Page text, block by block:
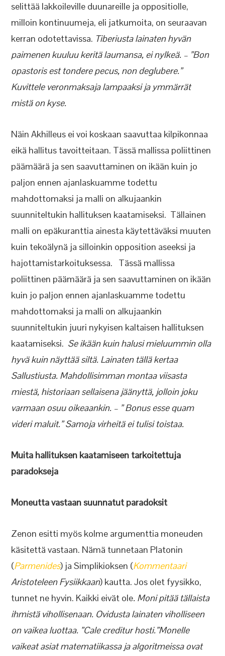
selittää lakkoileville duunareille ja oppositiolle,
milloin kontinuumeja, eli jatkumoita, on seuraavan
kerran odotettavissa. Tiberiusta lainaten hyvän
paimenen kuuluu keritä laumansa, ei nylkeä. – ”Bon
opastoris est tondere pecus, non deglubere.”
Kuvittele veronmaksaja lampaaksi ja ymmärrät
mistä on kyse.
Näin Akhilleus ei voi koskaan saavuttaa kilpikonnaa
eikä hallitus tavoitteitaan. Tässä mallissa poliittinen
päämäärä ja sen saavuttaminen on ikään kuin jo
paljon ennen ajanlaskuamme todettu
mahdottomaksi ja malli on alkujaankin
suunniteltukin hallituksen kaatamiseksi. Tällainen
malli on epäkuranttia ainesta käytettäväksi muuten
kuin tekoälynä ja silloinkin opposition aseeksi ja
hajottamistarkoituksessa. Tässä mallissa
poliittinen päämäärä ja sen saavuttaminen on ikään
kuin jo paljon ennen ajanlaskuamme todettu
mahdottomaksi ja malli on alkujaankin
suunniteltukin juuri nykyisen kaltaisen hallituksen
kaatamiseksi. Se ikään kuin halusi mieluummin olla
hyvä kuin näyttää siltä. Lainaten tällä kertaa
Sallustiusta. Mahdollisimman montaa viisasta
miestä, historiaan sellaisena jäänyttä, jolloin joku
varmaan osuu oikeaankin. – ” Bonus esse quam
videri maluit.” Samoja virheitä ei tulisi toistaa.
Muita hallituksen kaatamiseen tarkoitettuja
paradokseja
Moneutta vastaan suunnatut paradoksit
Zenon esitti myös kolme argumenttia moneuden
käsitettä vastaan. Nämä tunnetaan Platonin
(Parmenides) ja Simplikioksen (Kommentaari
Aristoteleen Fysiikkaan) kautta. Jos olet fyysikko,
tunnet ne hyvin. Kaikki eivät ole. Moni pitää tällaista
ihmistä vihollisenaan. Ovidusta lainaten viholliseen
on vaikea luottaa. ”Cale creditur hosti.”Monelle
vaikeat asiat matematiikassa ja algoritmeissa ovat